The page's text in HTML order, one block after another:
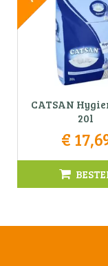
CATSAN
20l
€ 17,